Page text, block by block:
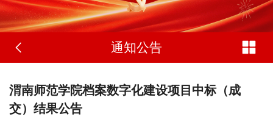
通知公告
渭南师范学院档案数字化建设项目中标（成
交）结果公告